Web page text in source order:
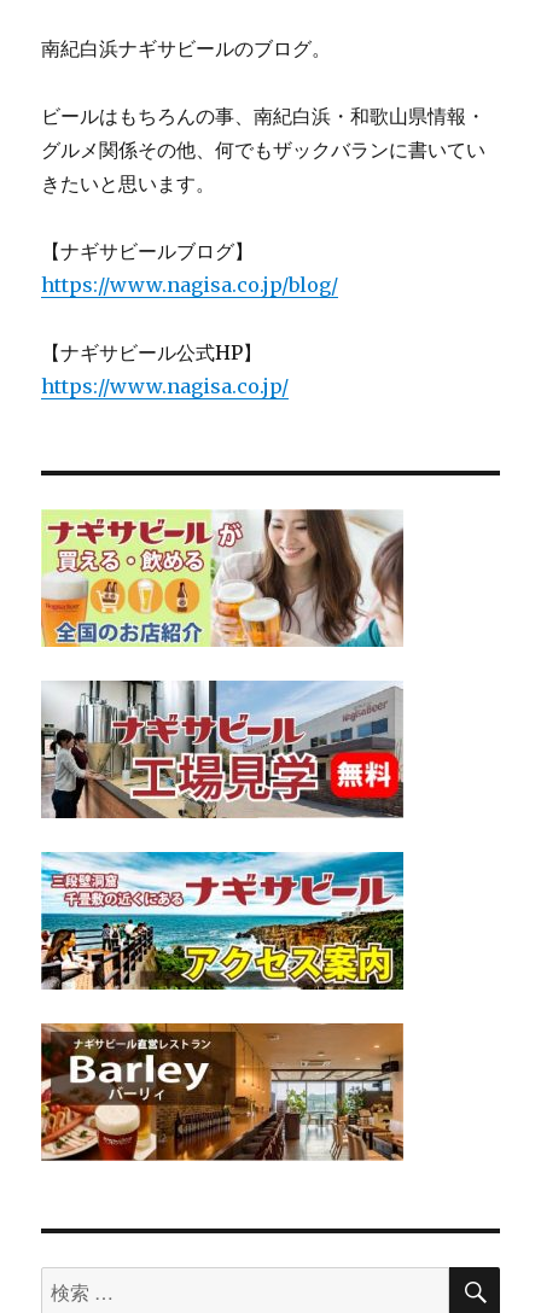
南紀白浜ナギサビールのブログ。
ビールはもちろんの事、南紀白浜・和歌山県情報・
グルメ関係その他、何でもザックバランに書いてい
きたいと思います。
【ナギサビールブログ】
https://www.nagisa.co.jp/blog/
【ナギサビール公式HP】
https://www.nagisa.co.jp/
検
検